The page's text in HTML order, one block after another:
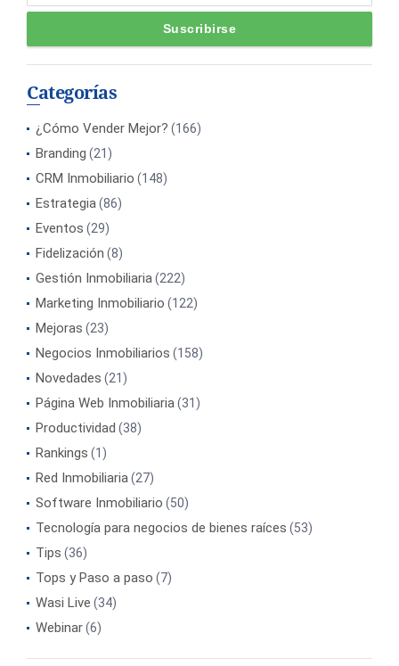
Categorías
¿Cómo Vender Mejor? (166)
Branding (21)
CRM Inmobiliario (148)
Estrategia(86)
Eventos (29)
Fidelización (8)
Gestión Inmobiliaria(222)
Marketing Inmobiliario (122)
Mejoras (23)
Negocios Inmobiliarios (158)
Novedades (21)
Página Web Inmobiliaria(31)
Productividad (38)
Rankings (1)
Red Inmobiliaria(27)
Software Inmobiliario (50)
Tecnología para negocios de bienes raíces (53)
Tips (36)
Tops y Paso a paso (7)
Wasi Live (34)
Webinar(6)